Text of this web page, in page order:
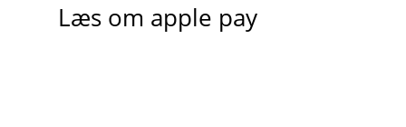
Læs om apple pay